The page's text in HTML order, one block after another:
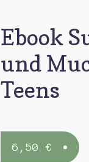
Ebook
und
Teens
6,50€